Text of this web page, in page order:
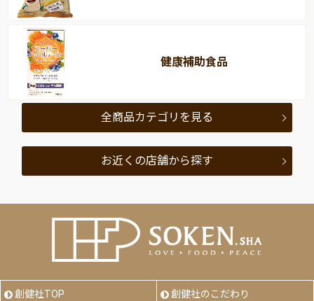
健康補助食品
全商品カテゴリを見る
お近くの店舗から探す
創健社TOP 創健社のこだわり